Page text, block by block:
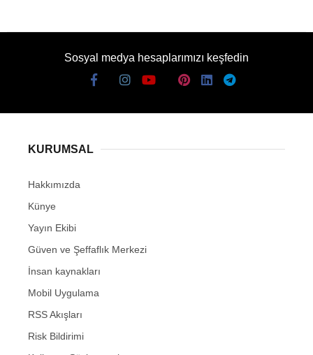
Sosyal medya hesaplarımızı keşfedin
KURUMSAL
Hakkımızda
Künye
Yayın Ekibi
Güven ve Şeffaflık Merkezi
İnsan kaynakları
Mobil Uygulama
RSS Akışları
Risk Bildirimi